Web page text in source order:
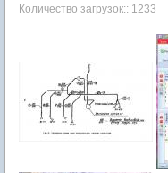
Количество загрузок:: 1233